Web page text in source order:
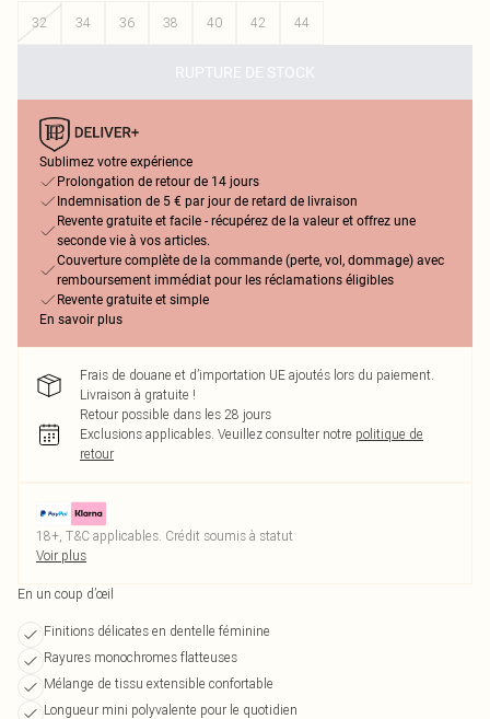
32
34 36 38 40 42 44
RUPTURE DE STOCK
Sublimez votre expérience
Prolongation de retour de 14 jours
Indemnisation de 5 € par jour de retard de livraison
Revente gratuite et facile - récupérez de la valeur et offrez une
seconde vie à vos articles.
Couverture complète de la commande (perte, vol, dommage) avec
remboursement immédiat pour les réclamations éligibles
Revente gratuite et simple
En savoir plus
Frais de douane et d’importation UE ajoutés lors du paiement.
Livraison à gratuite !
Retour possible dans les 28 jours
Exclusions applicables. Veuillez consulter notre politique de
retour
18+, T&C applicables. Crédit soumis à statut
Voir plus
En un coup d’œil
Finitions délicates en dentelle féminine
Rayures monochromes flatteuses
Mélange de tissu extensible confortable
Longueur mini polyvalente pour le quotidien